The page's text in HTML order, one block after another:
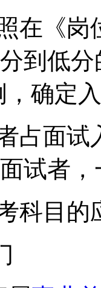
在《岗
到低
确定
占面试
试者
科目的